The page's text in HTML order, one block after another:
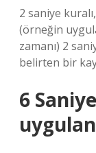
2 saniye
(örneğin
zamanı) 2
belirten bir
6